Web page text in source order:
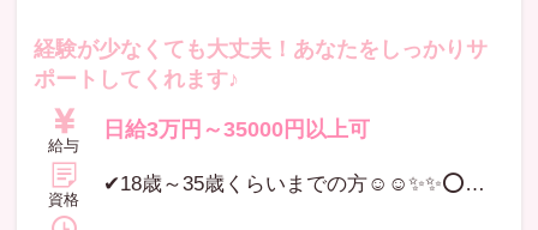
経験が少なくても大丈夫！あなたをしっかりサ
ポートしてくれます♪
給与
日給3万円～35000円以上可
資格
✔18歳～35歳くらいまでの方☺️☺️✨✨⭕️部屋数増加のためセラピスト大募集⭕️